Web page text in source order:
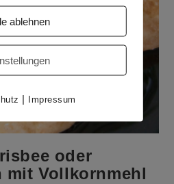
oder
mit Vollkornmehl
ablehnen
| Impressum